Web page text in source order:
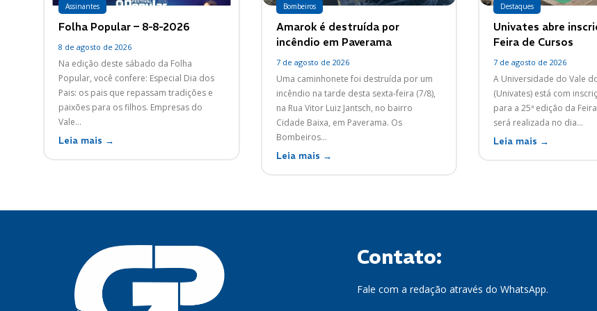
Assinantes
Folha Popular – 8-8-2026
8 de agosto de 2026
Na edição deste sábado da Folha
Popular, você confere: Especial Dia dos
Pais: os pais que repassam tradições e
paixões para os filhos. Empresas do
Vale...
Leia mais →
Bombeiros
Amarok é destruída por
incêndio em Paverama
7 de agosto de 2026
Uma caminhonete foi destruída por um
incêndio na tarde desta sexta-feira (7/8),
na Rua Vitor Luiz Jantsch, no bairro
Cidade Baixa, em Paverama. Os
Bombeiros...
Leia mais →
Destaques
Univates abre
Feira de Cursos
7 de agosto de 2026
A Universidade do Vale
(Univates) está com
para a 25ª edição da
será realizada no dia...
Leia mais →
Contato:
Fale com a redação através do WhatsApp.